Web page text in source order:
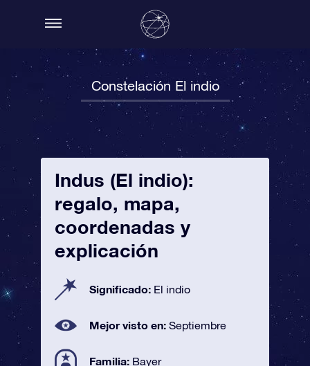
Constelación El indio
Indus (El indio):
regalo, mapa,
coordenadas y
explicación
Significado: El indio
Mejor visto en: Septiembre
Familia: Bayer